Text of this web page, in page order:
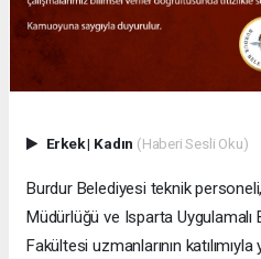
Erkek| Kadın (Haberi Sesli Oku)
Burdur Belediyesi teknik
Müdürlüğü ve Isparta
Fakültesi uzmanlarının